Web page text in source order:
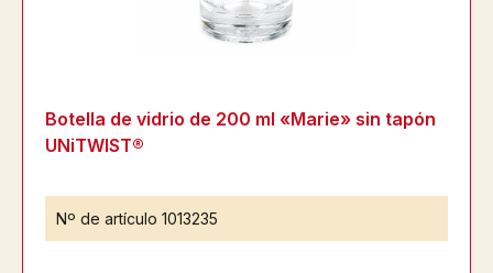
Botella de vidrio de 200 ml «Marie» sin tapón
UNiTWIST®
Nº de artículo 1013235